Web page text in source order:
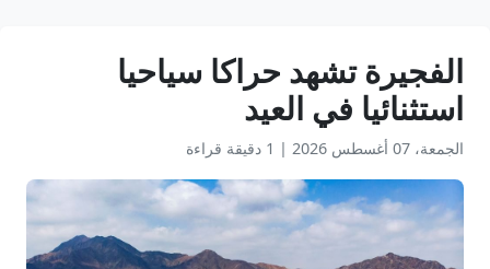
الفجيرة تشهد حراكا سياحيا
استثنائيا في العيد
الجمعة، 07 أغسطس 2026 | 1 دقيقة قراءة